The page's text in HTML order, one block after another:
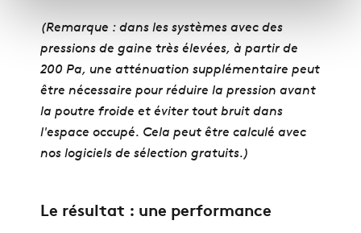
(Remarque : dans les systèmes avec des
pressions de gaine très élevées, à partir de
200 Pa, une atténuation supplémentaire peut
être nécessaire pour réduire la pression avant
la poutre froide et éviter tout bruit dans
l'espace occupé. Cela peut être calculé avec
nos logiciels de sélection gratuits.)
Le résultat : une performance